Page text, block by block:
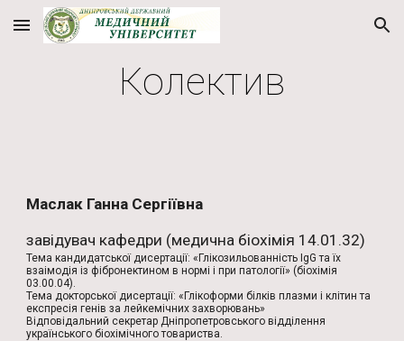
Skip to main content Skip to navigation
Колектив
Маслак Ганна Сергіївна
завідувач кафедри (медична біохімія 14.01.32)
Тема кандидатської дисертації: «Глікозильованність IgG та їх
взаімодія із фібронектином в нормі і при патології» (біохімія
03.00.04).
Тема докторської дисертації: «Глікоформи білків плазми і клітин та
експресія генів за лейкемічних захворювань»
Вiдповiдальний секретар Дніпропетровського відділення
українського біохімічного товариства.